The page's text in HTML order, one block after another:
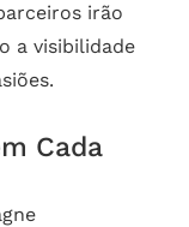
irão
a visibilidade
Cada